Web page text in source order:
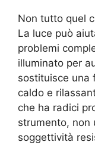
Non tutto quel
La luce può
problemi
illuminato per
sostituisce una
caldo e
che ha radici
strumento, non
soggettività